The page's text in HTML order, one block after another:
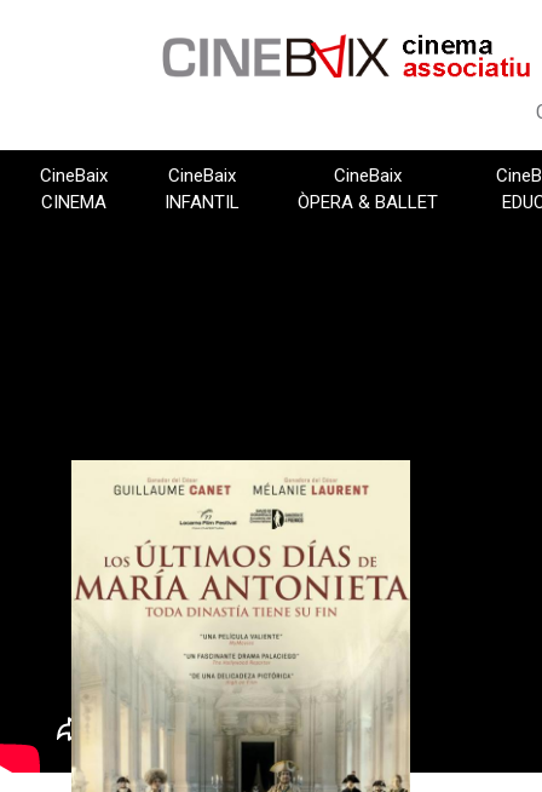
CineBaix
CINEMA
CineBaix
INFANTIL
CineBaix
ÒPERA & BALLET